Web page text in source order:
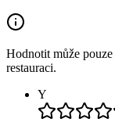
Hodnotit může
restauraci.
Y